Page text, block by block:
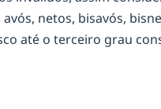
avós, netos, bisavós,
até o terceiro grau